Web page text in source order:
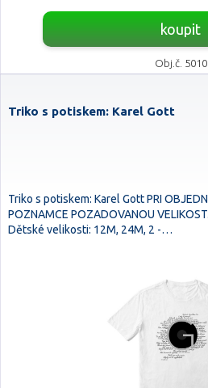
koupit
Obj.č. 5010
Triko s potiskem: Karel Gott
Triko s potiskem: Karel Gott PRI
POZNAMCE POZADOVANOU
Dětské velikosti: 12M, 24M, 2 -…